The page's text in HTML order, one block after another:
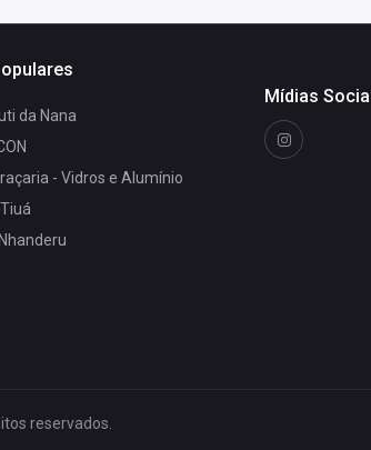
da Nana
- Vidros e Alumínio
Mídias
reservados.